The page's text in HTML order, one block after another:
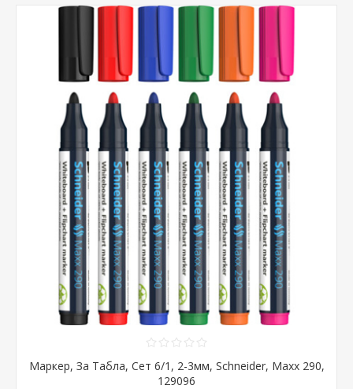
Маркер, За Табла, Сет 6/1, 2-3мм, Schneider, Maxx 290,
129096